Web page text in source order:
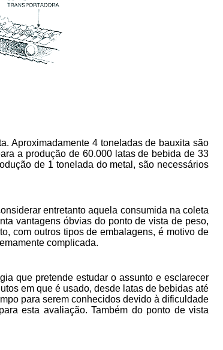
Aproximadamente 4 toneladas de bauxita são
a produção de 60.000 latas de bebida de 33
de 1 tonelada do metal, são necessários
entretanto aquela consumida na coleta
vantagens óbvias do ponto de vista de peso,
com outros tipos de embalagens, é motivo de
complicada.
que pretende estudar o assunto e esclarecer
em que é usado, desde latas de bebidas até
para serem conhecidos devido à dificuldade
esta avaliação. Também do ponto de vista